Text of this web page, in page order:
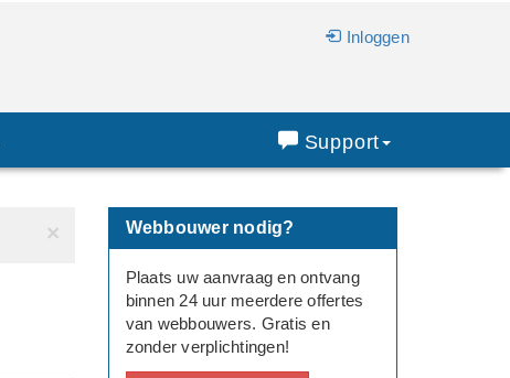
Inloggen
Support
× Webbouwer nodig?
Plaats uw aanvraag en ontvang
binnen 24 uur meerdere offertes
van webbouwers. Gratis en
zonder verplichtingen!